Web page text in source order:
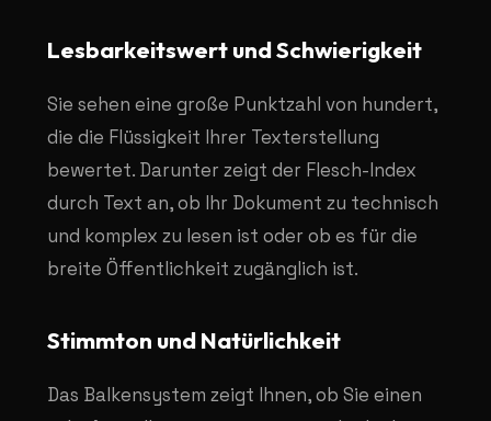
Lesbarkeitswert und Schwierigkeit
Sie sehen eine große Punktzahl von hundert,
die die Flüssigkeit Ihrer Texterstellung
bewertet. Darunter zeigt der Flesch-Index
durch Text an, ob Ihr Dokument zu technisch
und komplex zu lesen ist oder ob es für die
breite Öffentlichkeit zugänglich ist.
Stimmton und Natürlichkeit
Das Balkensystem zeigt Ihnen, ob Sie einen